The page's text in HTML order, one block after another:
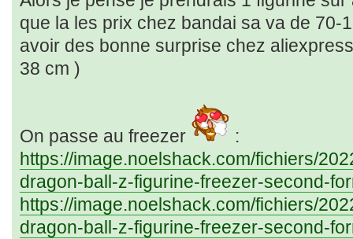
que la les prix chez bandai sa va de 70-
avoir des bonne surprise chez
38 cm )
On passe au freezer
:
https://image.noelshack.com/fichiers/
dragon-ball-z-figurine-freezer-second-
https://image.noelshack.com/fichiers/
dragon-ball-z-figurine-freezer-second-